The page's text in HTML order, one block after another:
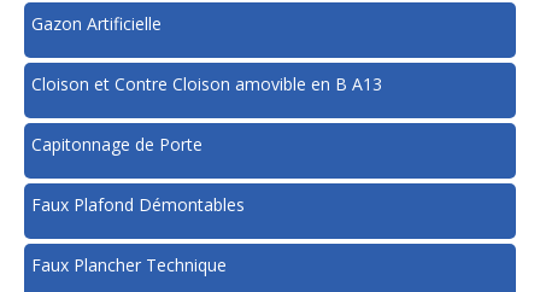
Gazon Artificielle
Cloison et Contre Cloison amovible en B A13
Capitonnage de Porte
Faux Plafond Démontables
Faux Plancher Technique